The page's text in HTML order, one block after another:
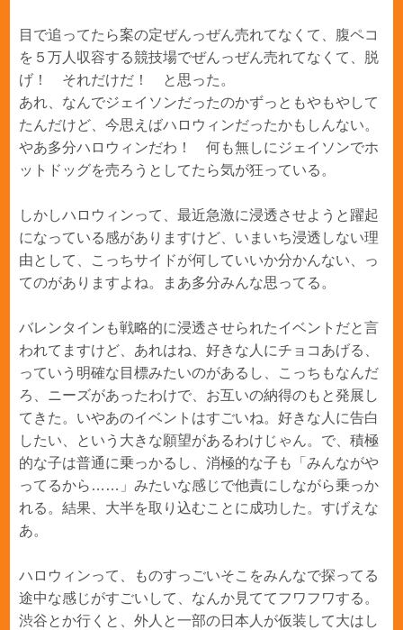
目で追ってたら案の定ぜんっぜん売れてなくて、腹ペコ
を５万人収容する競技場でぜんっぜん売れてなくて、脱
げ！ それだけだ！ と思った。
あれ、なんでジェイソンだったのかずっともやもやして
たんだけど、今思えばハロウィンだったかもしんない。
やあ多分ハロウィンだわ！ 何も無しにジェイソンでホ
ットドッグを売ろうとしてたら気が狂っている。
しかしハロウィンって、最近急激に浸透させようと躍起
になっている感がありますけど、いまいち浸透しない理
由として、こっちサイドが何していいか分かんない、っ
てのがありますよね。まあ多分みんな思ってる。
バレンタインも戦略的に浸透させられたイベントだと言
われてますけど、あれはね、好きな人にチョコあげる、
っていう明確な目標みたいのがあるし、こっちもなんだ
ろ、ニーズがあったわけで、お互いの納得のもと発展し
てきた。いやあのイベントはすごいね。好きな人に告白
したい、という大きな願望があるわけじゃん。で、積極
的な子は普通に乗っかるし、消極的な子も「みんながや
ってるから……」みたいな感じで他責にしながら乗っか
れる。結果、大半を取り込むことに成功した。すげえな
あ。
ハロウィンって、ものすっごいそこをみんなで探ってる
途中な感じがすごいして、なんか見ててフワフワする。
渋谷とか行くと、外人と一部の日本人が仮装して大はし